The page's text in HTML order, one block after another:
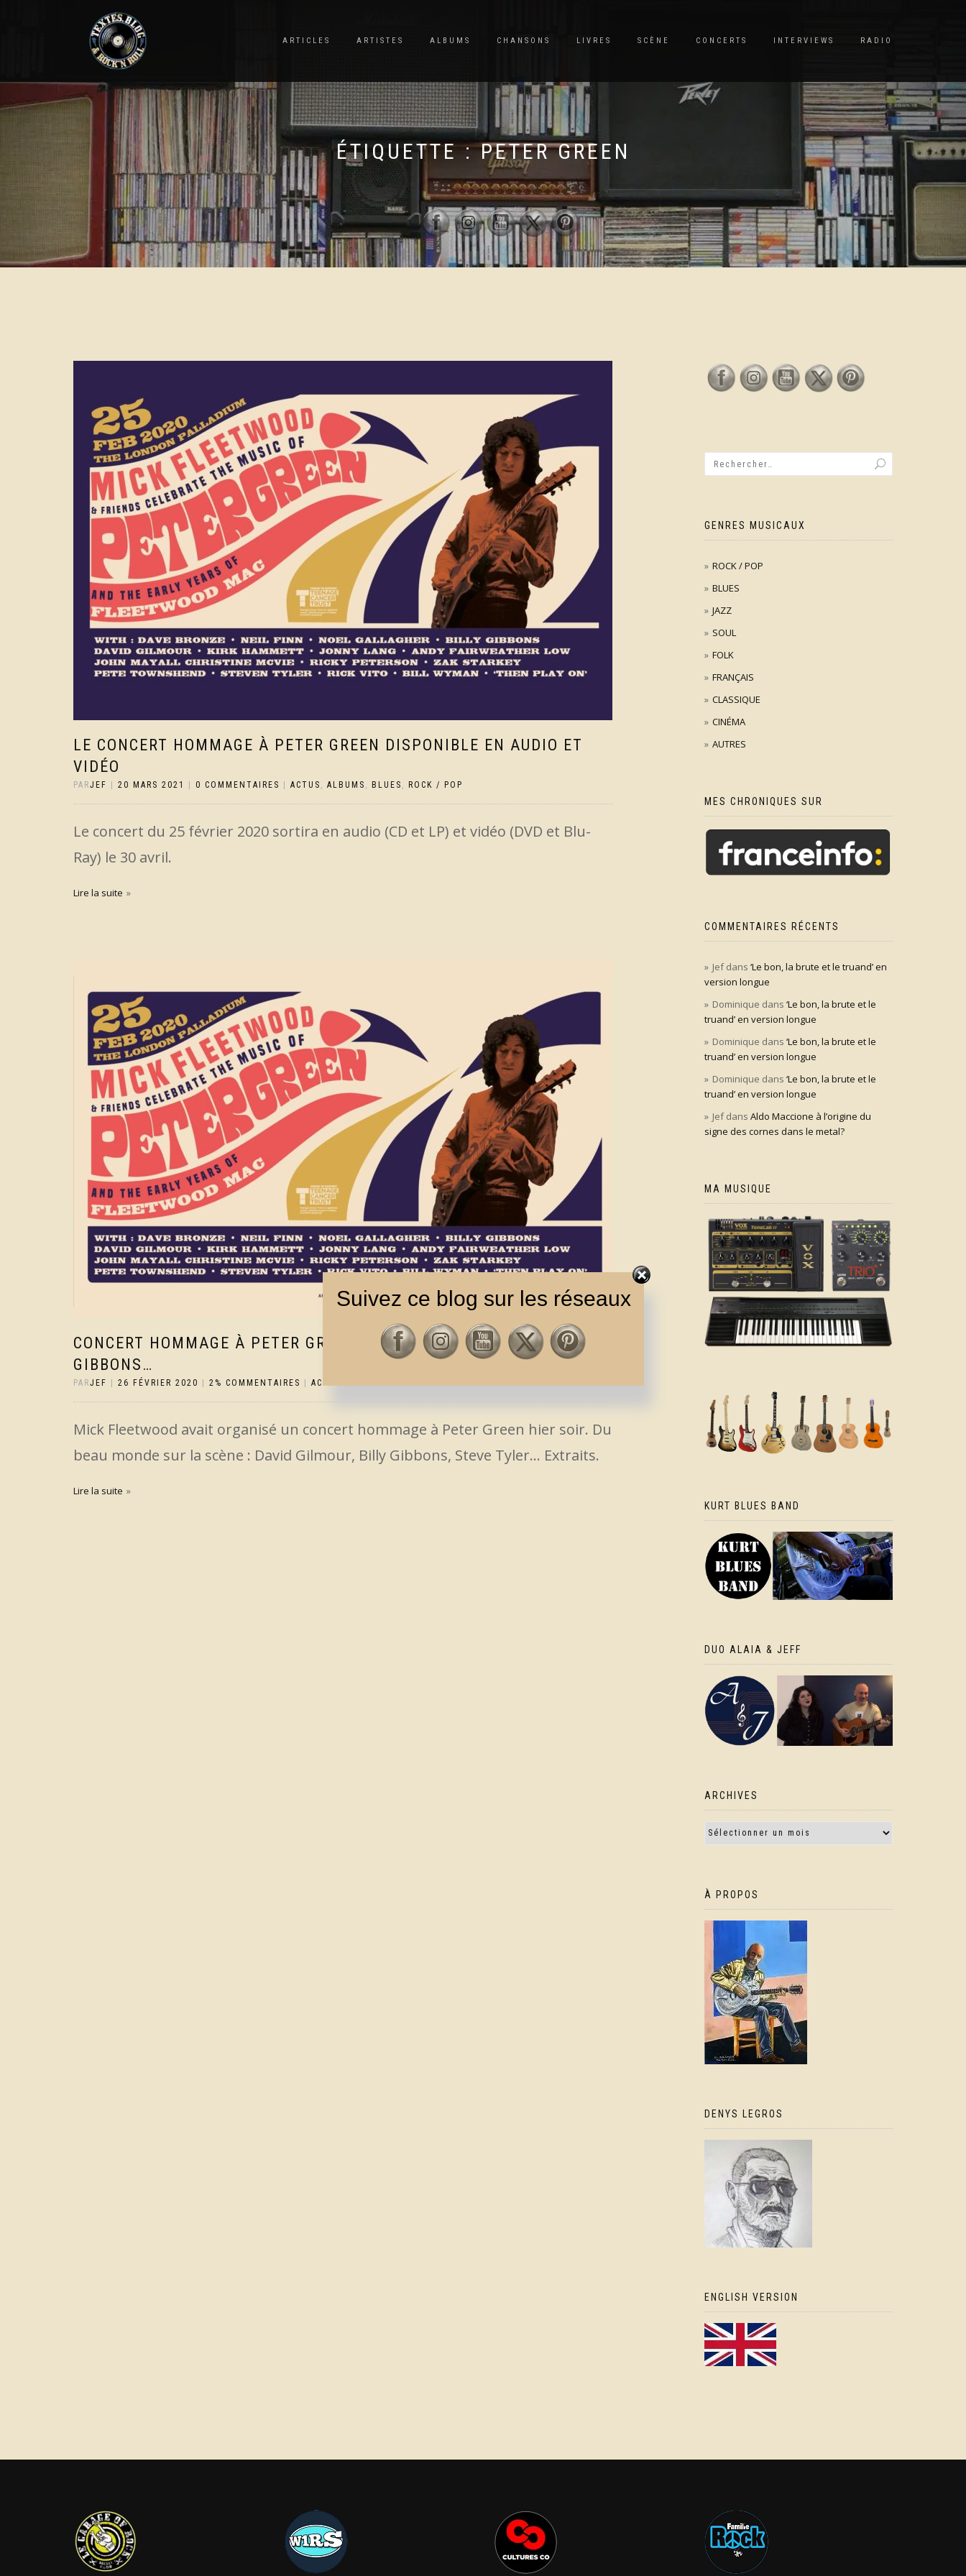
ARTICLES ARTISTES ALBUMS CHANSONS LIVRES SCÈNE CONCERTS INTERVIEWS RADIO
ÉTIQUETTE :PETER GREEN
LE CONCERT HOMMAGE À PETER GREEN DISPONIBLE EN AUDIO ET
VIDÉO
PARJEF 20 MARS 2021 0 COMMENTAIRES ACTUS , ALBUMS , BLUES , ROCK / POP
Le concert du 25 février 2020 sortira en audio (CD et LP) et vidéo (DVD et Blu-
Ray) le 30 avril.
Lire la suite
CONCERT HOMMAGE À PETER GREEN AVEC FLEETWOOD, GILMOUR,
GIBBONS…
PARJEF 26 FÉVRIER 2020 2% COMMENTAIRES ACTUS
Mick Fleetwood avait organisé un concert hommage à Peter Green hier soir. Du
beau monde sur la scène : David Gilmour, Billy Gibbons, Steve Tyler… Extraits.
Lire la suite
GENRES MUSICAUX
ROCK / POP
BLUES
JAZZ
SOUL
FOLK
FRANÇAIS
CLASSIQUE
CINÉMA
AUTRES
MES CHRONIQUES SUR
COMMENTAIRES RÉCENTS
Jefdans ‘Le bon, la brute et le truand’ en
version longue
Dominique dans ‘Le bon, la brute et le
truand’ en version longue
Dominique dans ‘Le bon, la brute et le
truand’ en version longue
Dominique dans ‘Le bon, la brute et le
truand’ en version longue
Jefdans Aldo Maccione à l’origine du
signe des cornes dans le metal?
MA MUSIQUE
KURT BLUES BAND
DUO ALAIA & JEFF
ARCHIVES
À PROPOS
DENYS LEGROS
ENGLISH VERSION
Suivez ce blog sur les réseaux